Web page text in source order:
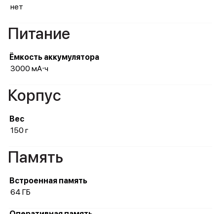
нет
Питание
Ёмкость аккумулятора
3000 мА⋅ч
Корпус
Вес
150 г
Память
Встроенная память
64 ГБ